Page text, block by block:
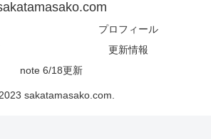
プロフィール
更新情報
note 6/18更新
sakatamasako.com.